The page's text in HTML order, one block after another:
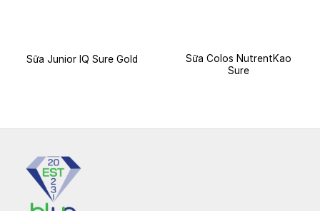
Sữa Junior IQ Sure Gold
Sữa Colos NutrentKao
Sure